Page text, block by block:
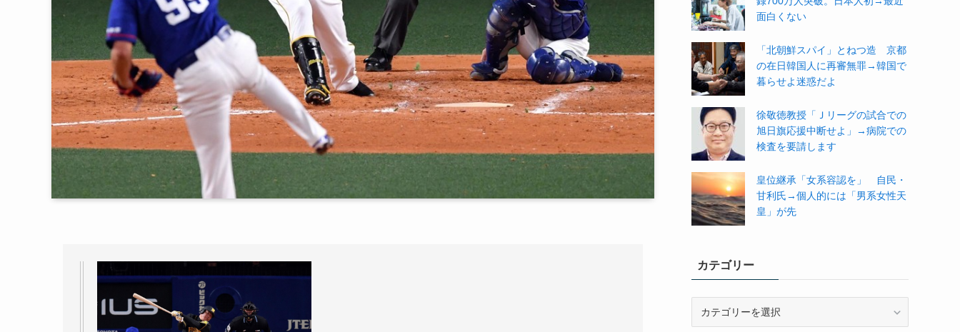
面白くない
「北朝鮮スパイ」とねつ造 京都
の在日韓国人に再審無罪→韓国で
暮らせよ迷惑だよ
徐敬徳教授「Ｊリーグの試合での
旭日旗応援中断せよ」→病院での
検査を要請します
皇位継承「女系容認を」 自民・
甘利氏→個人的には「男系女性天
皇」が先
カテゴリー